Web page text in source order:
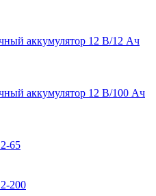
аккумулятор 12 В/12 Ач
аккумулятор 12 В/100 Ач
65
200